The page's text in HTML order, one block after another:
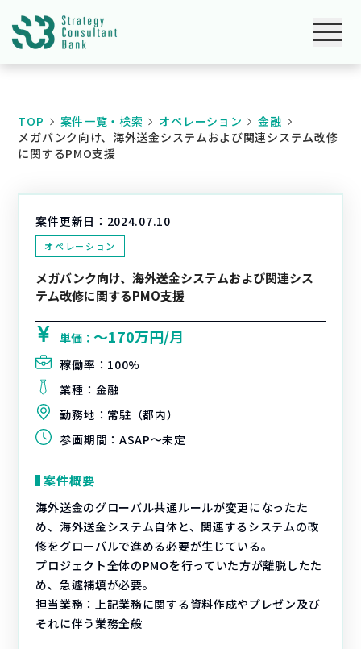
TOP 案件一覧・検索 オペレーション
金融
メガバンク向け、海外送金システムおよび関連システム改修
に関するPMO支援
案件更新日： 2024.07.10
オペレーション
メガバンク向け、海外送金システムおよび関連シス
テム改修に関するPMO支援
単価：〜170万円/月
稼働率： 100%
業種： 金融
勤務地： 常駐（都内）
参画期間： ASAP～未定
案件概要
海外送金のグローバル共通ルールが変更になったた
め、海外送金システム自体と、関連するシステムの改
修をグローバルで進める必要が生じている。
プロジェクト全体のPMOを行っていた方が離脱したた
め、急遽補填が必要。
担当業務：上記業務に関する資料作成やプレゼン及び
それに伴う業務全般